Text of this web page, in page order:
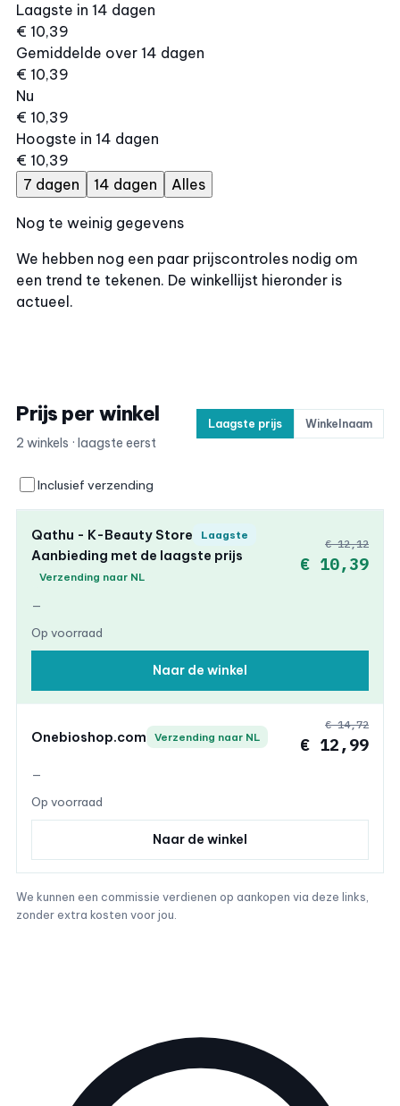
Laagste in 14 dagen
€ 10,39
Gemiddelde over 14 dagen
€ 10,39
Nu
€ 10,39
Hoogste in 14 dagen
€ 10,39
7 dagen
14 dagen Alles
Nog te weinig gegevens
We hebben nog een paar prijscontroles nodig om
een trend te tekenen. De winkellijst hieronder is
actueel.
Prijs per winkel
2 winkels · laagste eerst
Laagste prijs Winkelnaam
Inclusief verzending
Qathu - K-Beauty Store Laagste
Aanbieding met de laagste prijs
Verzending naar NL
—
Op voorraad
€ 12,12
€ 10,39
Naar de winkel
Onebioshop.com Verzending naar NL
—
Op voorraad
€ 14,72
€ 12,99
Naar de winkel
We kunnen een commissie verdienen op aankopen via deze links,
zonder extra kosten voor jou.